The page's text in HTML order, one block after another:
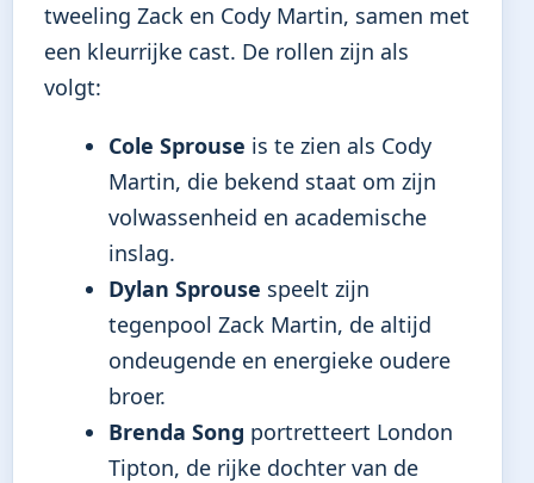
tweeling Zack en Cody Martin, samen met
een kleurrijke cast. De rollen zijn als
volgt:
Cole Sprouse is te zien als Cody
Martin, die bekend staat om zijn
volwassenheid en academische
inslag.
Dylan Sprouse speelt zijn
tegenpool Zack Martin, de altijd
ondeugende en energieke oudere
broer.
Brenda Song portretteert London
Tipton, de rijke dochter van de